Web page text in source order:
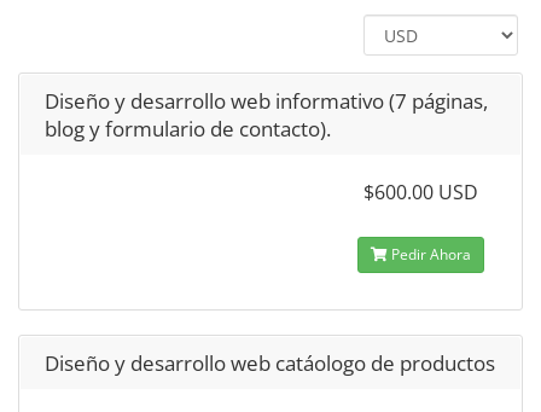
Diseño y desarrollo web informativo (7 páginas,
blog y formulario de contacto).
$600.00 USD
Pedir Ahora
Diseño y desarrollo web catáologo de productos